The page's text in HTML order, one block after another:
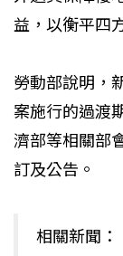
益，以衡平四
勞動部說明，
案施行的過渡
濟部等相關部
訂及公告。
相關新聞：